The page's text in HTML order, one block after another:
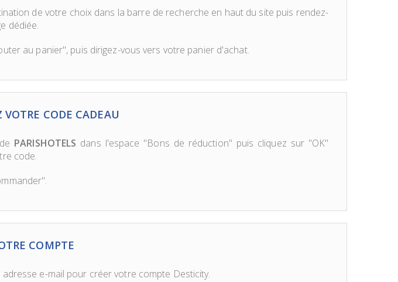
de votre choix dans la barre de recherche en haut du site puis rendez-
dédiée.
au panier", puis dirigez-vous vers votre panier d'achat.
VOTRE CODE CADEAU
PARISHOTELS dans l'espace "Bons de réduction" puis cliquez sur "OK"
code.
COMPTE
adresse e-mail pour créer votre compte Desticity.